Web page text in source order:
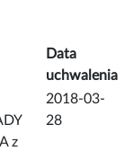
Data
uchwalenia
z
2018-03-
28